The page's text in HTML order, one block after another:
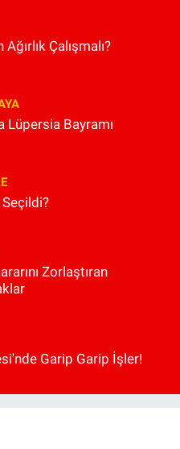
Çalışmalı?
Lüpersia Bayramı
Zorlaştıran
Garip Garip İşler!